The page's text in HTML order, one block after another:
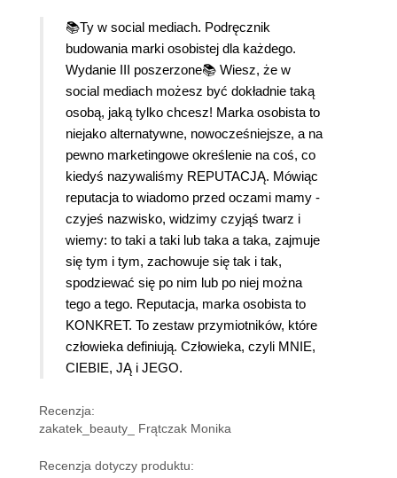
📚Ty w social mediach. Podręcznik
budowania marki osobistej dla każdego.
Wydanie III poszerzone📚 Wiesz, że w
social mediach możesz być dokładnie taką
osobą, jaką tylko chcesz! Marka osobista to
niejako alternatywne, nowocześniejsze, a na
pewno marketingowe określenie na coś, co
kiedyś nazywaliśmy REPUTACJĄ. Mówiąc
reputacja to wiadomo przed oczami mamy -
czyjeś nazwisko, widzimy czyjąś twarz i
wiemy: to taki a taki lub taka a taka, zajmuje
się tym i tym, zachowuje się tak i tak,
spodziewać się po nim lub po niej można
tego a tego. Reputacja, marka osobista to
KONKRET. To zestaw przymiotników, które
człowieka definiują. Człowieka, czyli MNIE,
CIEBIE, JĄ i JEGO.
Recenzja:
zakatek_beauty_ Frątczak Monika
Recenzja dotyczy produktu: